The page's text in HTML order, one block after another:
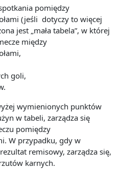
pomiędzy
(jeśli dotyczy to więcej
jest „mała tabela”, w której
między
goli,
wymienionych punktów
w tabeli, zarządza się
pomiędzy
W przypadku, gdy w
remisowy, zarządza się,
karnych.